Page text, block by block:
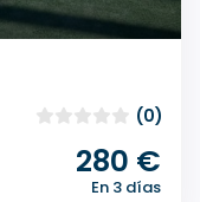
(0)
280 €
En 3 días